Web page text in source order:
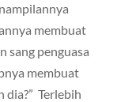
membuat
sang penguasa
membuat
dia?” Terlebih